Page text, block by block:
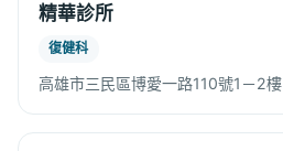
精華診所
復健科
高雄市三民區博愛一路110號1－2樓